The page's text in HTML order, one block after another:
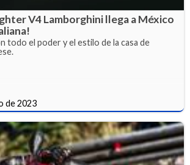
V4 Lamborghini llega a México
todo el poder y el estilo de la casa de
de 2023